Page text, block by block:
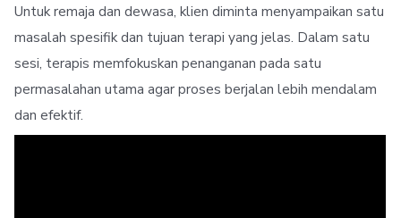
Untuk remaja dan dewasa, klien diminta menyampaikan satu
masalah spesifik dan tujuan terapi yang jelas. Dalam satu
sesi, terapis memfokuskan penanganan pada satu
permasalahan utama agar proses berjalan lebih mendalam
dan efektif.